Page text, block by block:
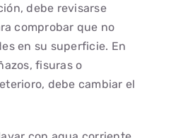
debe revisarse
comprobar que no
en su superficie. En
fisuras o
debe cambiar el